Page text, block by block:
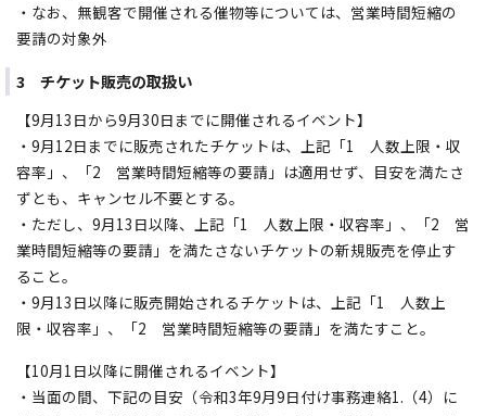
・なお、無観客で開催される催物等については、営業時間短縮の
要請の対象外
3 チケット販売の取扱い
【9月13日から9月30日までに開催されるイベント】
・9月12日までに販売されたチケットは、上記「1 人数上限・収
容率」、「2 営業時間短縮等の要請」は適用せず、目安を満たさ
ずとも、キャンセル不要とする。
・ただし、9月13日以降、上記「1 人数上限・収容率」、「2 営
業時間短縮等の要請」を満たさないチケットの新規販売を停止す
ること。
・9月13日以降に販売開始されるチケットは、上記「1 人数上
限・収容率」、「2 営業時間短縮等の要請」を満たすこと。
【10月1日以降に開催されるイベント】
・当面の間、下記の目安（令和3年9月9日付け事務連絡1.（4）に